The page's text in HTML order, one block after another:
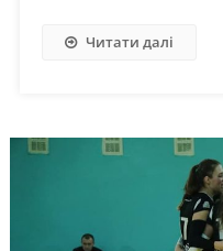
Читати далі